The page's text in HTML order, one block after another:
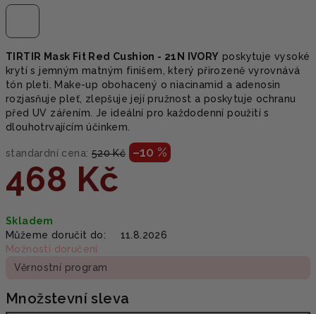
TIRTIR Mask Fit Red Cushion - 21N IVORY poskytuje vysoké
krytí s jemným matným finišem, který přirozeně vyrovnává
tón pleti. Make-up obohacený o niacinamid a adenosin
rozjasňuje pleť, zlepšuje její pružnost a poskytuje ochranu
před UV zářením. Je ideální pro každodenní použití s
dlouhotrvajícím účinkem.
standardní cena: 520 Kč –10 %
468 Kč
cena:
Skladem
Můžeme doručit do:
11.8.2026
Možnosti doručení
Věrnostní program
Množstevní sleva